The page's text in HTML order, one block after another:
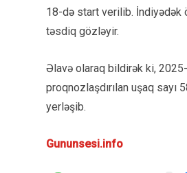
18-də start verilib. İndiyədək
təsdiq gözləyir.
Əlavə olaraq bildirək ki,
proqnozlaşdırılan uşaq
yerləşib.
Gununsesi.info